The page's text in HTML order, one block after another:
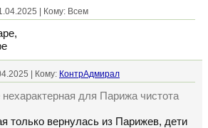
| Кому: Всем
| Кому: КонтрАдмирал
для Парижа чистота
только вернулась из Парижев, дети